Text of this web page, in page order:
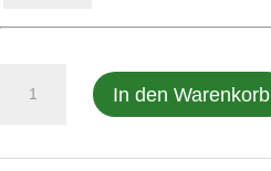
Sonderformen
In den Warenkorb